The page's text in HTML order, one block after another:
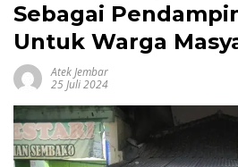
Sebagai
Untuk Warga
Atek Jembar
25 Juli 2024